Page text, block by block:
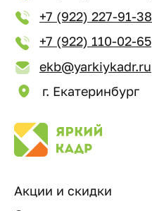
+7 (922) 227-91-38
+7 (922) 110-02-65
ekb@yarkiykadr.ru
г. Екатеринбург
Акции и скидки